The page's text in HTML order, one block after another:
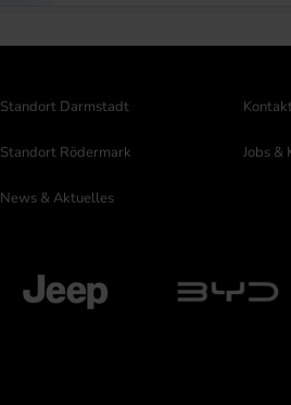
Standort Darmstadt
Standort Rödermark
News & Aktuelles
Jobs &